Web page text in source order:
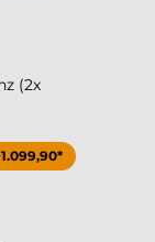
(2x